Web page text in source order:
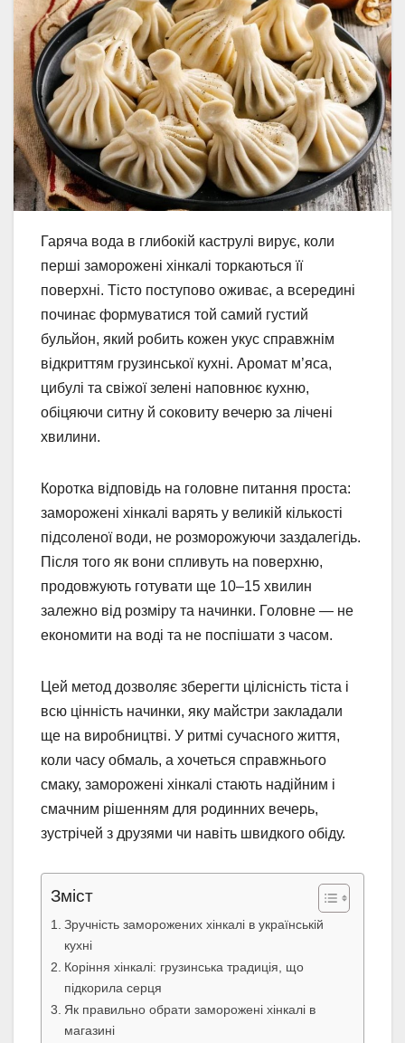
Гаряча вода в глибокій каструлі вирує, коли
перші заморожені хінкалі торкаються її
поверхні. Тісто поступово оживає, а всередині
починає формуватися той самий густий
бульйон, який робить кожен укус справжнім
відкриттям грузинської кухні. Аромат м’яса,
цибулі та свіжої зелені наповнює кухню,
обіцяючи ситну й соковиту вечерю за лічені
хвилини.
Коротка відповідь на головне питання проста:
заморожені хінкалі варять у великій кількості
підсоленої води, не розморожуючи заздалегідь.
Після того як вони спливуть на поверхню,
продовжують готувати ще 10–15 хвилин
залежно від розміру та начинки. Головне — не
економити на воді та не поспішати з часом.
Цей метод дозволяє зберегти цілісність тіста і
всю цінність начинки, яку майстри закладали
ще на виробництві. У ритмі сучасного життя,
коли часу обмаль, а хочеться справжнього
смаку, заморожені хінкалі стають надійним і
смачним рішенням для родинних вечерь,
зустрічей з друзями чи навіть швидкого обіду.
Зміст
Зручність заморожених хінкалі в українській
кухні
Коріння хінкалі: грузинська традиція, що
підкорила серця
Як правильно обрати заморожені хінкалі в
магазині